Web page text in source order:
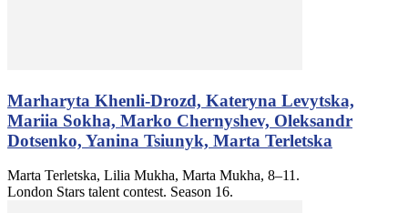
Marharyta Khenli-Drozd, Kateryna Levytska,
Mariia Sokha, Marko Chernyshev, Oleksandr
Dotsenko, Yanina Tsiunyk, Marta Terletska
Marta Terletska, Lilia Mukha, Marta Mukha, 8–11.
London Stars talent contest. Season 16.